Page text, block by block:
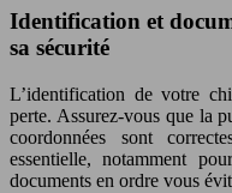
Identification et
sa sécurité
L’identification de votre
perte. Assurez-vous que la
coordonnées sont
essentielle, notamment
documents en ordre vous